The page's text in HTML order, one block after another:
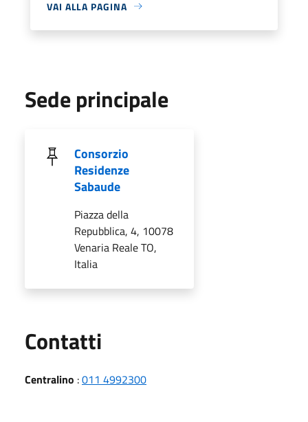
VAI ALLA PAGINA
Sede principale
Consorzio
Residenze
Sabaude
Piazza della
Repubblica, 4, 10078
Venaria Reale TO,
Italia
Contatti
Centralino :011 4992300